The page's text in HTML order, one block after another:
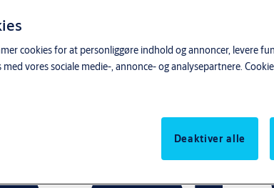
cookies for at personliggøre indhold og annoncer, levere
vores sociale medie-, annonce- og analysepartnere.
Deaktiver alle